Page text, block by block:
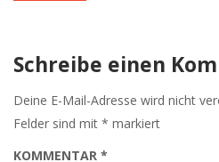
Schreibe einen
Deine E-Mail-Adresse wird nicht
Felder sind mit * markiert
KOMMENTAR *